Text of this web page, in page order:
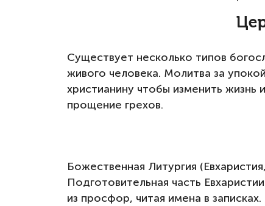
Существует несколько типов
живого человека. Молитва за
христианину чтобы изменить
прощение грехов.
Божественная Литургия
Подготовительная часть
из просфор, читая имена в